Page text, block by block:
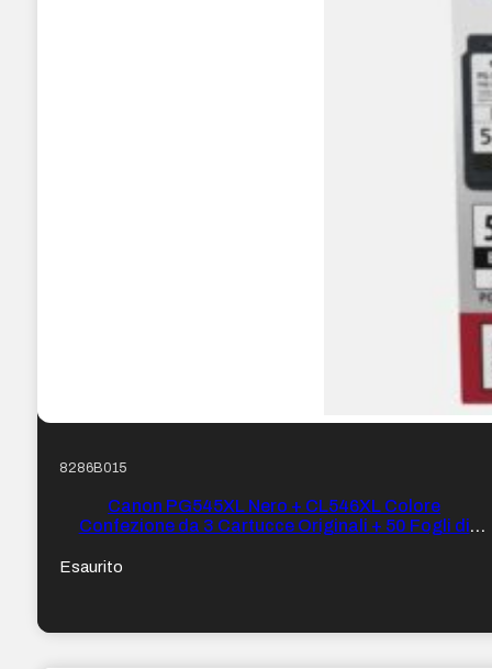
8286B015
Canon PG545XL Nero + CL546XL Colore
Confezione da 3 Cartucce Originali + 50 Fogli di
Esaurito